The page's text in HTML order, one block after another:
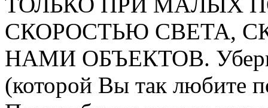
СКОРОСТЬЮ СВЕТА,
НАМИ ОБЪЕКТОВ.
(которой Вы так любите